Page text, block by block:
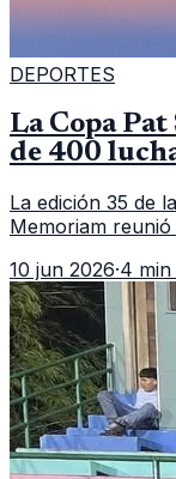
DEPORTES
La Copa
de 400
La edición 35 de
Memoriam reunió
delegación
10 jun 2026·4 min